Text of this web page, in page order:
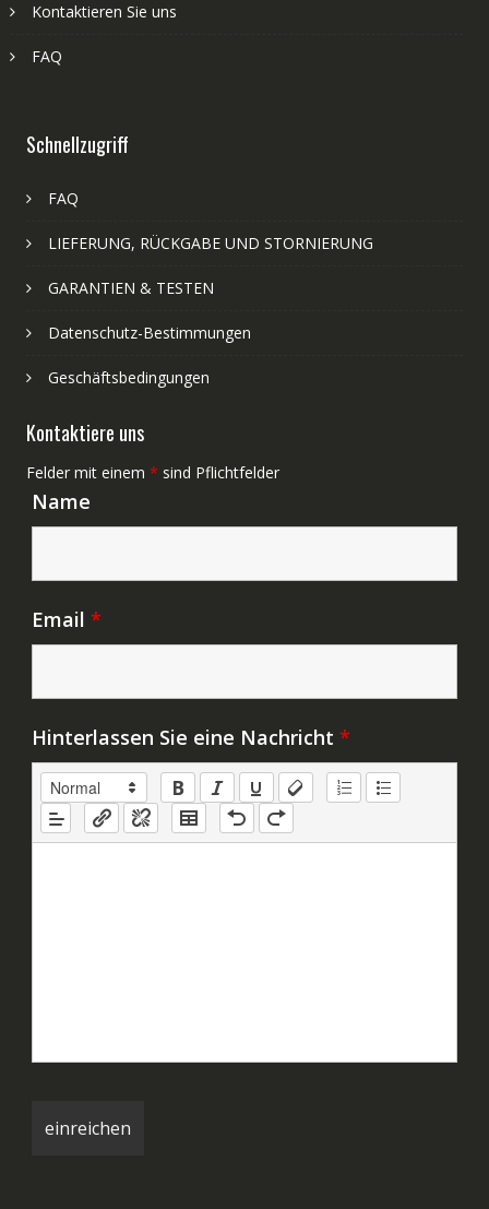
Kontaktieren Sie uns
FAQ
Schnellzugriff
FAQ
LIEFERUNG, RÜCKGABE UND STORNIERUNG
GARANTIEN & TESTEN
Datenschutz-Bestimmungen
Geschäftsbedingungen
Kontaktiere uns
Felder mit einem * sind Pflichtfelder
Name
Email *
Hinterlassen Sie eine Nachricht *